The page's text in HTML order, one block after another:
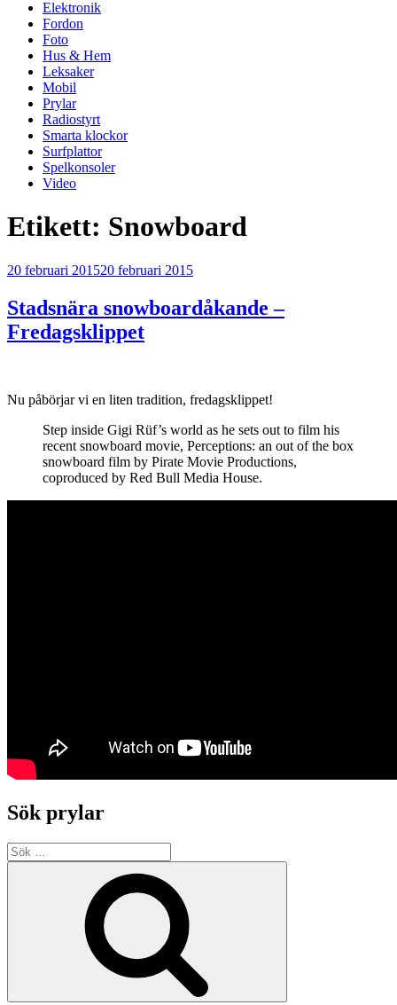
Elektronik
Fordon
Foto
Hus & Hem
Leksaker
Mobil
Prylar
Radiostyrt
Smarta klockor
Surfplattor
Spelkonsoler
Video
Etikett: Snowboard
Publicerat
20 februari 201520 februari 2015
Stadsnära snowboardåkande –
Fredagsklippet
Nu påbörjar vi en liten tradition, fredagsklippet!
Step inside Gigi Rüf’s world as he sets out to film his
recent snowboard movie, Perceptions: an out of the box
snowboard film by Pirate Movie Productions,
coproduced by Red Bull Media House.
Sök prylar
Sök
efter: